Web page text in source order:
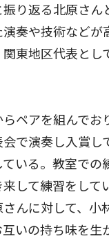
り返る北原さん
奏や技術などが
東地区代表とし
ペアを組んでお
で演奏し入賞し
いる。教室での
して練習をして
んに対して、小
いの持ち味を生